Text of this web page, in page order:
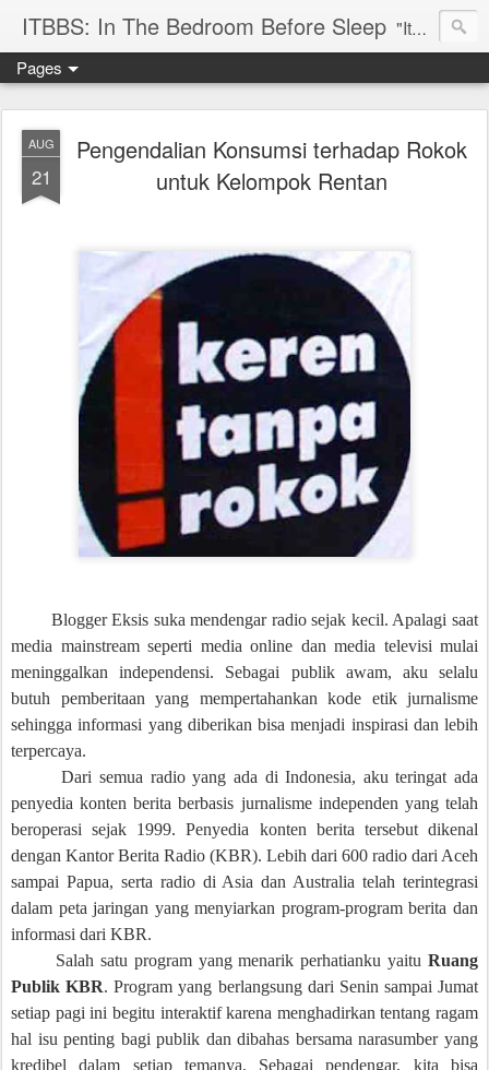
ITBBS: In The Bedroom Before Sleep "Its my life to be exist in the world"
Pages
AUG
21
Pengendalian Konsumsi terhadap Rokok
untuk Kelompok Rentan
Blogger Eksis suka mendengar radio sejak kecil. Apalagi saat
media mainstream seperti media online dan media televisi mulai
meninggalkan independensi. Sebagai publik awam, aku selalu
butuh pemberitaan yang mempertahankan kode etik jurnalisme
sehingga informasi yang diberikan bisa menjadi inspirasi dan lebih
terpercaya.
Dari semua radio yang ada di Indonesia, aku teringat ada
penyedia konten berita berbasis jurnalisme independen yang telah
beroperasi sejak 1999. Penyedia konten berita tersebut dikenal
dengan Kantor Berita Radio (KBR). Lebih dari 600 radio dari Aceh
sampai Papua, serta radio di Asia dan Australia telah terintegrasi
dalam peta jaringan yang menyiarkan program-program berita dan
informasi dari KBR.
Salah satu program yang menarik perhatianku yaitu Ruang
Publik KBR. Program yang berlangsung dari Senin sampai Jumat
setiap pagi ini begitu interaktif karena menghadirkan tentang ragam
hal isu penting bagi publik dan dibahas bersama narasumber yang
kredibel dalam setiap temanya. Sebagai pendengar, kita bisa